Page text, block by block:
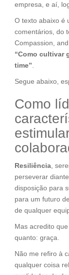
empresa, e aí,
O texto abaixo é
comentários, do
Compassion,
“Como cultivar
time”
Segue abaixo,
Como
Resiliência ,
perseverar
disposição para
para um futuro
de qualquer
Mas acredito
quanto: graça.
Não me refiro à
qualquer coisa